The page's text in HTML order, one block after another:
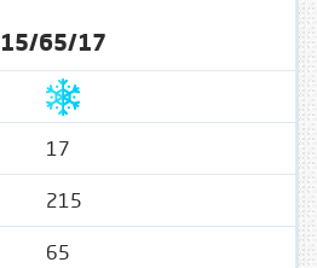
65/17
17
215
65